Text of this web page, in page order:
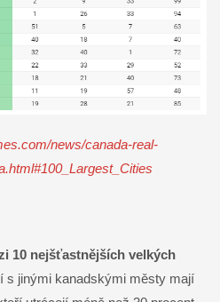
news/canada-real-
10 nejšťastnějších velkých
s jinými kanadskými městy mají